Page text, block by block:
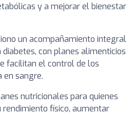
y a mejorar el bienestar
un acompañamiento integral
con planes alimenticios
facilitan el control de los
en sangre.
nutricionales para quienes
rendimiento físico, aumentar